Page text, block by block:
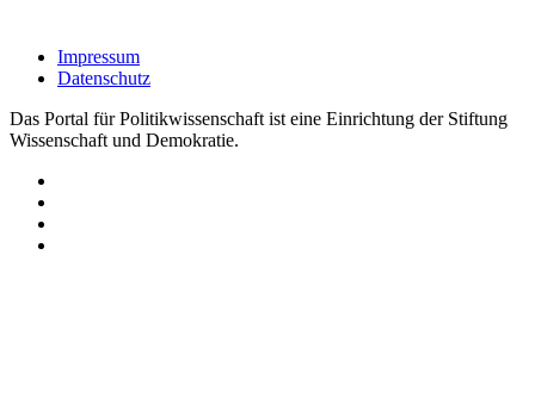
Impressum
Datenschutz
Das Portal für Politikwissenschaft ist eine Einrichtung der Stiftung
Wissenschaft und Demokratie.